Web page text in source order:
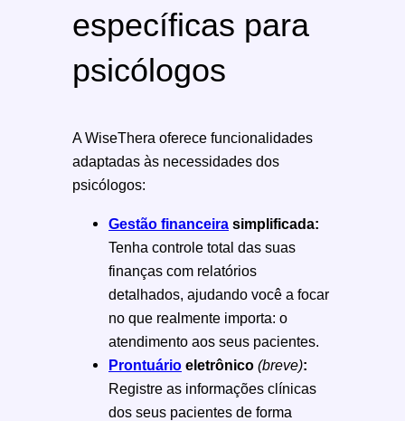
específicas para
psicólogos
A WiseThera oferece funcionalidades
adaptadas às necessidades dos
psicólogos:
Gestão financeira simplificada:
Tenha controle total das suas
finanças com relatórios
detalhados, ajudando você a focar
no que realmente importa: o
atendimento aos seus pacientes.
Prontuário eletrônico (breve):
Registre as informações clínicas
dos seus pacientes de forma